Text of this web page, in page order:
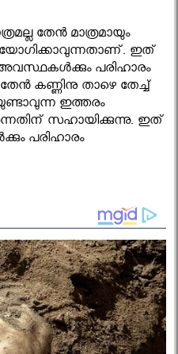
തേന്‍ മാത്രമായും
ഇത്
അവസ്ഥകള്‍ക്കും പരിഹാരം
കണ്ണിനു താഴെ തേച്ച്
ഇത്തരം
സഹായിക്കുന്നു. ഇത്
പരിഹാരം